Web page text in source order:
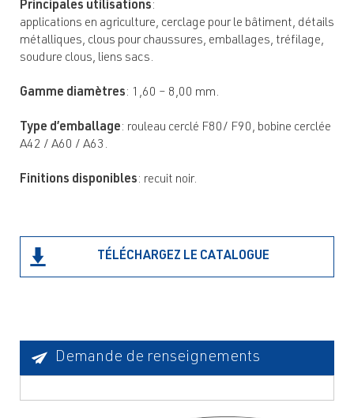
Principales utilisations:
applications en agriculture, cerclage pour le bâtiment, détails
métalliques, clous pour chaussures, emballages, tréfilage,
soudure clous, liens sacs.
Gamme diamètres: 1,60 – 8,00 mm.
Type d’emballage: rouleau cerclé F80/ F90, bobine cerclée
A42 / A60 / A63.
Finitions disponibles: recuit noir.
TÉLÉCHARGEZ LE CATALOGUE
Demande de renseignements